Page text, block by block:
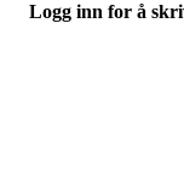
Logg inn for å